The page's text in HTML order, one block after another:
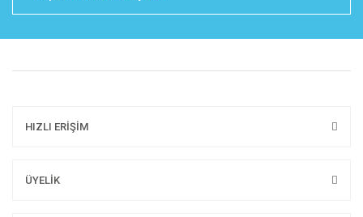
HIZLI ERİŞİM
ÜYELİK